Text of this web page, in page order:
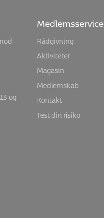
og
Medlemsservice
Rådgivning
Aktiviteter
Magasin
Medlemskab
Kontakt
Test din risiko